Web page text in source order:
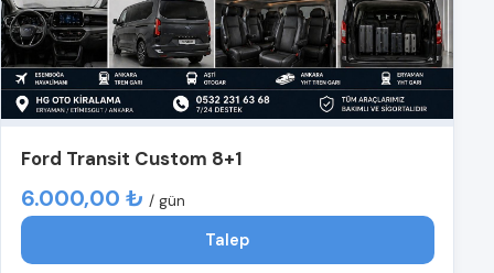
Ford Transit Custom 8+1
6.000,00 ₺ / gün
Talep